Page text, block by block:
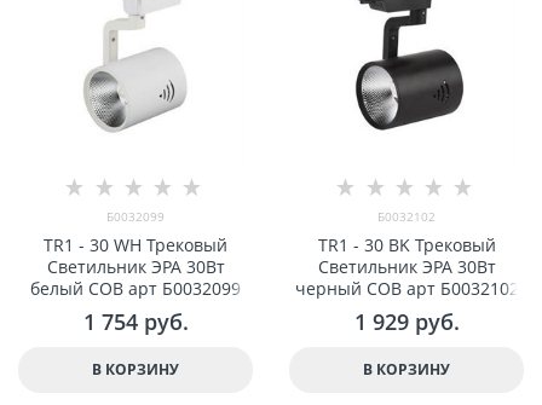
Б0032099
TR1 - 30 WH Трековый
Светильник ЭРА 30Вт
белый COB арт Б0032099
1 754 руб.
В КОРЗИНУ
Б0032102
TR1 - 30 BK Трековый
Светильник ЭРА 30Вт
черный COB арт Б0032102
1 929 руб.
В КОРЗИНУ